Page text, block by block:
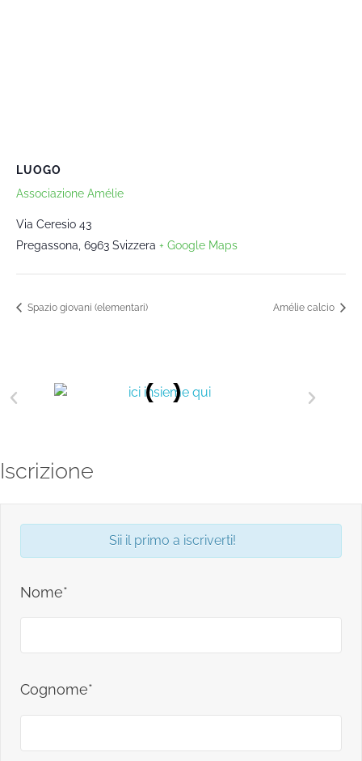
LUOGO
Associazione Amélie
Via Ceresio 43
Pregassona 6963 Svizzera + Google Maps
Spazio giovani (elementari) Amélie calcio
Iscrizione
Sii il primo a iscriverti!
Nome*
Cognome*